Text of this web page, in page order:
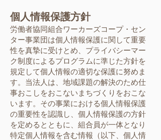
個人情報保護方針
労働者協同組合ワーカーズコープ・セン
ター事業団は個人情報保護に関して重要
性を真摯に受けとめ、プライバシーマー
ク制度によるプログラムに準じた方針を
規定して個人情報の適切な保護に努めま
す。当法人は、地域課題の解決のため仕
事おこしをおこないまちづくりをおこな
います。その事業における個人情報保護
の重要性を認識し、個人情報保護の方針
を定めるとともに、組合員が一体となり
特定個人情報を含む情報（以下、個人情